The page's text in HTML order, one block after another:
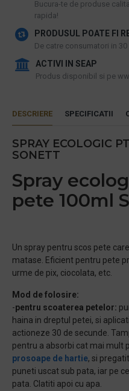
​Bucura-te de produse
rapida!
PRODUSUL POATE FI
De catre consumatori in
ACTIVI IN SEAP
Produs disponibil si pe
DESCRIERE SPECIFICATII
SPRAY ECOLOGIC
SONETT
Spray
pete 100ml
Un spray pentru scos pete
matase. Eficient pentru pete
urme de pix, ciocolata, etc.
Mod de folosire:
-pentru scoaterea petelor:
haina in dreptul petei, si
actioneze 30 de secunde.
pentru a absorbi cat mai mult
prosoape de hartie, si
puneti uscat sub pata, iar pe
pata. Clatiti apoi cu apa.